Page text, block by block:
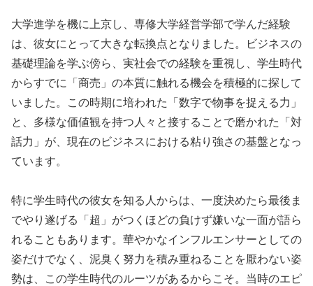
大学進学を機に上京し、専修大学経営学部で学んだ経験
は、彼女にとって大きな転換点となりました。ビジネスの
基礎理論を学ぶ傍ら、実社会での経験を重視し、学生時代
からすでに「商売」の本質に触れる機会を積極的に探して
いました。この時期に培われた「数字で物事を捉える力」
と、多様な価値観を持つ人々と接することで磨かれた「対
話力」が、現在のビジネスにおける粘り強さの基盤となっ
ています。
特に学生時代の彼女を知る人からは、一度決めたら最後ま
でやり遂げる「超」がつくほどの負けず嫌いな一面が語ら
れることもあります。華やかなインフルエンサーとしての
姿だけでなく、泥臭く努力を積み重ねることを厭わない姿
勢は、この学生時代のルーツがあるからこそ。当時のエピ